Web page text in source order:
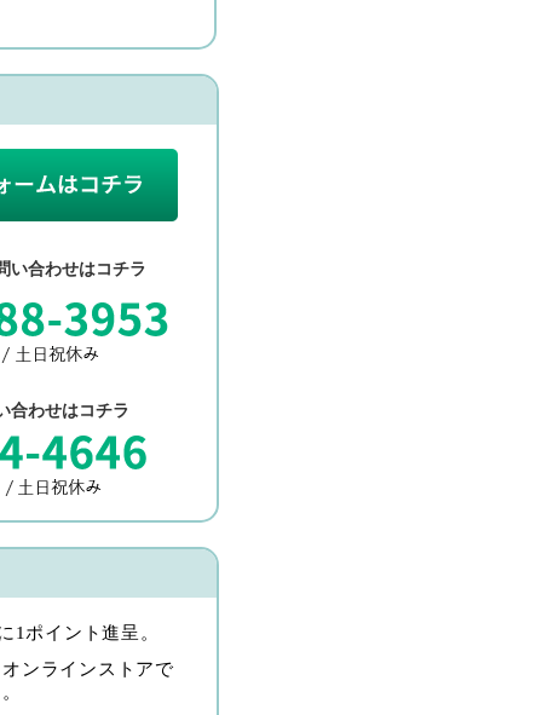
い合わせはコチラ
合わせはコチラ
1ポイント進呈。
ンラインストアで